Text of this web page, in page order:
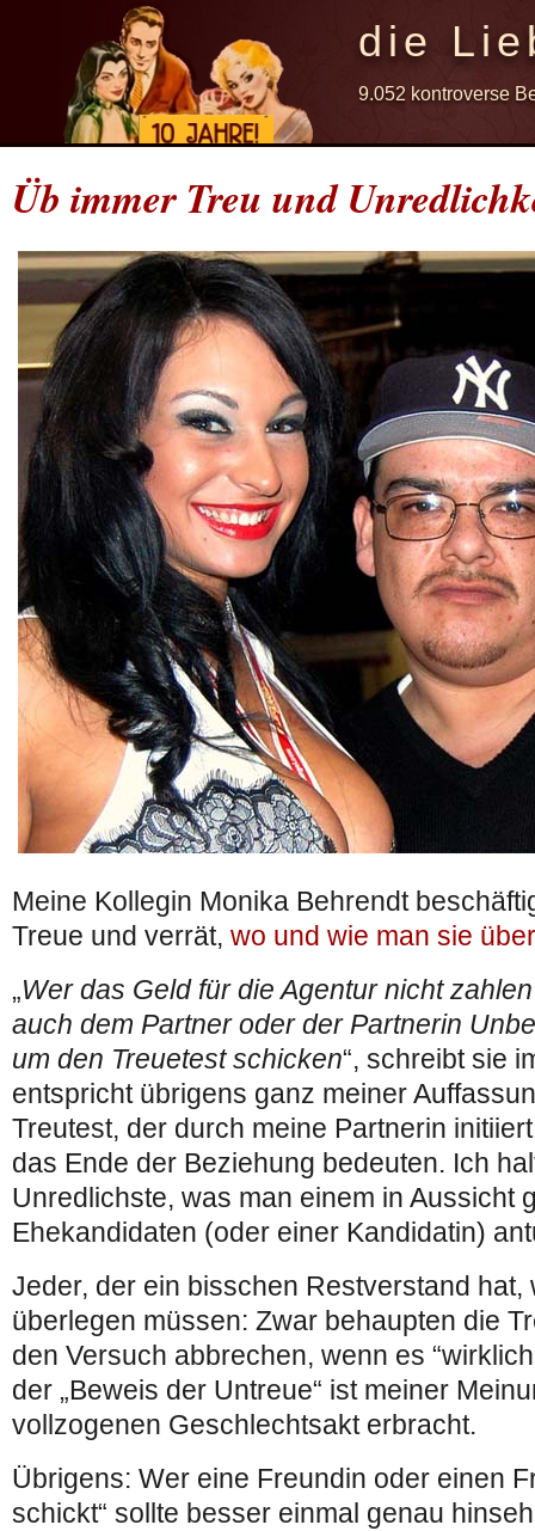
die
9.052 kontroverse
Üb immer Treu und
Meine Kollegin Monika Behrendt
Treue und verrät, wo und wie man sie
„Wer das Geld für die Agentur nicht
auch dem Partner oder der Partnerin
um den Treuetest schicken“, schreibt sie
entspricht übrigens ganz meiner
Treutest, der durch meine Partnerin
das Ende der Beziehung bedeuten. Ich
Unredlichste, was man einem in Aussicht
Ehekandidaten (oder einer Kandidatin)
Jeder, der ein bisschen Restverstand hat,
überlegen müssen: Zwar behaupten die
den Versuch abbrechen, wenn es
der „Beweis der Untreue“ ist meiner
vollzogenen Geschlechtsakt erbracht.
Übrigens: Wer eine Freundin oder einen
schickt“ sollte besser einmal genau